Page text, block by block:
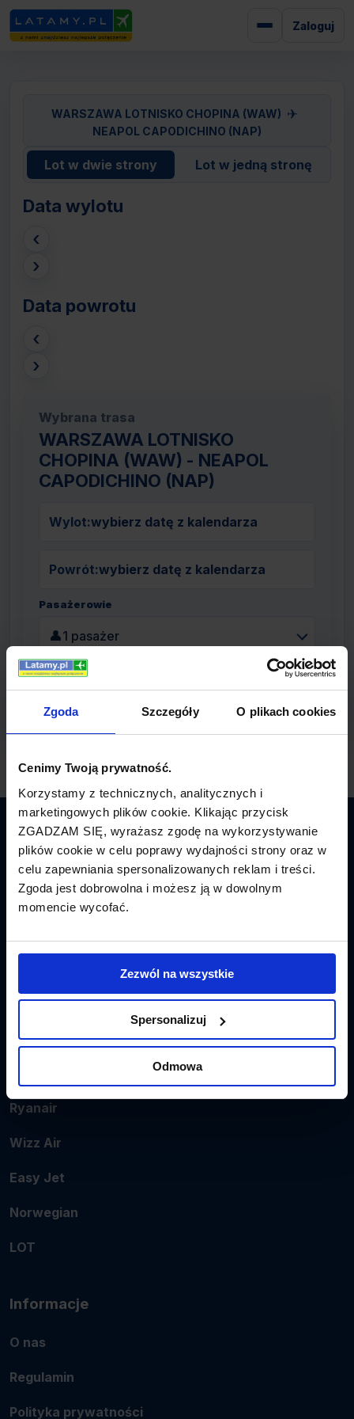
Zgoda Szczegóły O plikach cookies
Cenimy Twoją prywatność.
Korzystamy z technicznych, analitycznych i
marketingowych plików cookie. Klikając przycisk
ZGADZAM SIĘ, wyrażasz zgodę na wykorzystywanie
plików cookie w celu poprawy wydajności strony oraz w
celu zapewniania spersonalizowanych reklam i treści.
Zgoda jest dobrowolna i możesz ją w dowolnym
momencie wycofać.
Zezwól na wszystkie
Spersonalizuj
Odmowa
Zaloguj
WARSZAWA LOTNISKO CHOPINA (WAW) ✈
NEAPOL CAPODICHINO (NAP)
Lot w dwie strony Lot w jedną stronę
Data wylotu
‹
›
Data powrotu
‹
›
Wybrana trasa
WARSZAWA LOTNISKO
CHOPINA (WAW) - NEAPOL
CAPODICHINO (NAP)
Wylot:wybierz datę z kalendarza
Powrót:wybierz datę z kalendarza
Pasażerowie
👤1 pasażer
Latamy.pl
Bilety lotnicze
Promocje
Linie lotnicze
Ryanair
Wizz Air
Easy Jet
Norwegian
LOT
Informacje
O nas
Regulamin
Polityka prywatności